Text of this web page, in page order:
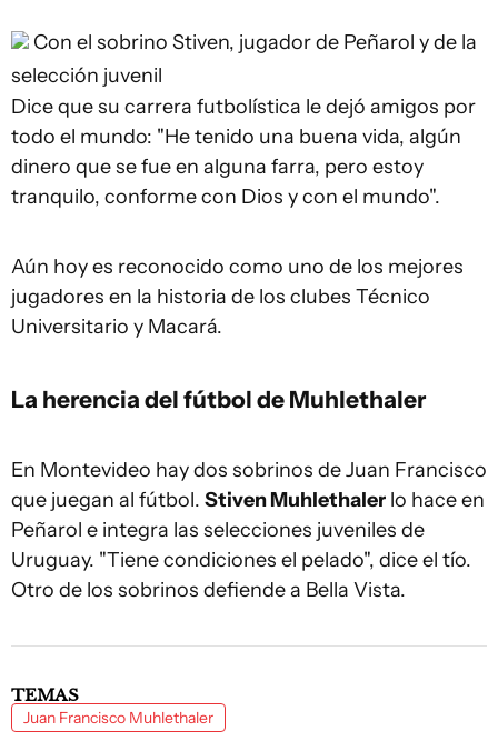
Con el sobrino Stiven, jugador de Peñarol y de la
selección juvenil
Dice que su carrera futbolística le dejó amigos por
todo el mundo: "He tenido una buena vida, algún
dinero que se fue en alguna farra, pero estoy
tranquilo, conforme con Dios y con el mundo".
Aún hoy es reconocido como uno de los mejores
jugadores en la historia de los clubes Técnico
Universitario y Macará.
La herencia del fútbol de Muhlethaler
En Montevideo hay dos sobrinos de Juan Francisco
que juegan al fútbol. Stiven Muhlethaler lo hace en
Peñarol e integra las selecciones juveniles de
Uruguay. "Tiene condiciones el pelado", dice el tío.
Otro de los sobrinos defiende a Bella Vista.
TEMAS
Juan Francisco Muhlethaler